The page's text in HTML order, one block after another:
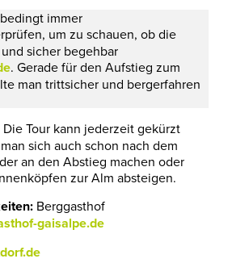
immer
um zu schauen, ob die
sicher begehbar
. Gerade für den Aufstieg zum
man trittsicher und bergerfahren
Die Tour kann jederzeit gekürzt
sich auch schon nach dem
an den Abstieg machen oder
zur Alm absteigen.
Berggasthof
gaisalpe.de